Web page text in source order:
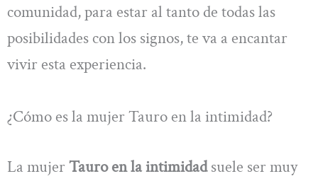
comunidad, para estar al tanto de todas las
posibilidades con los signos, te va a encantar
vivir esta experiencia.
¿Cómo es la mujer Tauro en la intimidad?
La mujerTauro en la intimidadsuele ser muy